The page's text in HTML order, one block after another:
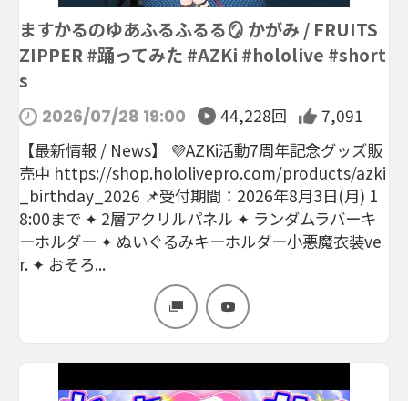
ますかるのゆあふるふるる🪞 かがみ / FRUITS
ZIPPER #踊ってみた #AZKi #hololive #short
s
2026/07/28 19:00 44,228回
7,091
【最新情報 / News】 💜AZKi活動7周年記念グッズ販
売中 https://shop.hololivepro.com/products/azki
_birthday_2026 📌受付期間：2026年8月3日(月) 1
8:00まで ✦ 2層アクリルパネル ✦ ランダムラバーキ
ーホルダー ✦ ぬいぐるみキーホルダー小悪魔衣装ve
r. ✦ おそろ...